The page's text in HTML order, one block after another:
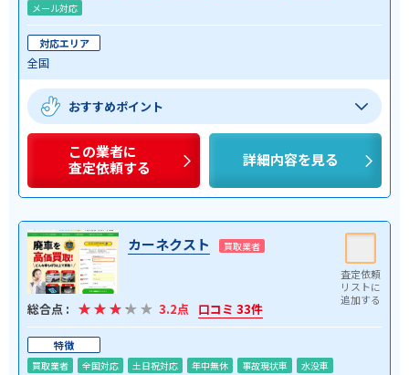
メール対応
対応エリア
全国
おすすめポイント
この業者に
査定依頼する
詳細内容を見る
カーネクスト 買取業者
総合点 : 3.2点 口コミ 33件
特徴
買取業者 全国対応 土日祝対応 年中無休 事故現状車
水没車